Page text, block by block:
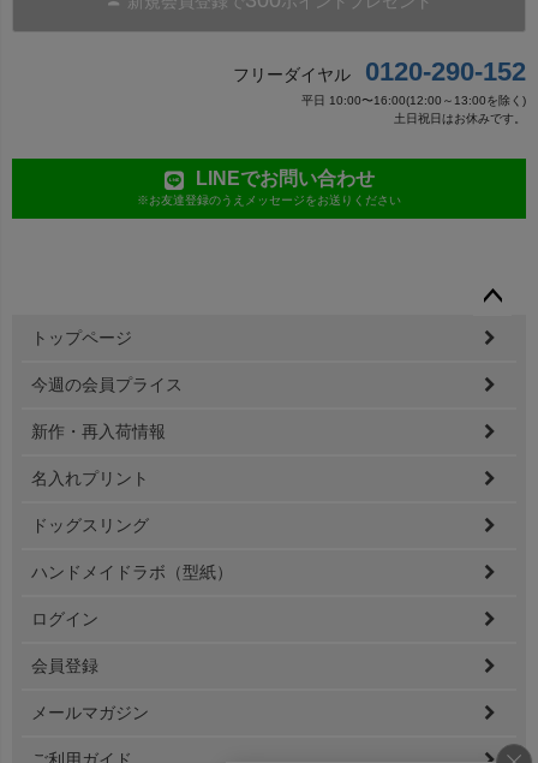
フリーダイヤル 0120-290-152
平日 10:00〜16:00(12:00～13:00を除く)
土日祝日はお休みです。
LINEでお問い合わせ
※お友達登録のうえメッセージをお送りください
ペー
ップ
トップページ
今週の会員プライス
新作・再入荷情報
名入れプリント
ドッグスリング
ハンドメイドラボ（型紙）
ログイン
会員登録
メールマガジン
ご利用ガイド